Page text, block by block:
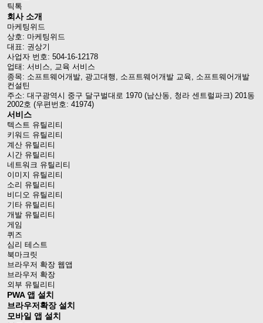
틱톡
회사 소개
마케팅위드
상호: 마케팅위드
대표: 권상기
사업자 번호: 504-16-12178
업태: 서비스, 교육 서비스
종목: 소프트웨어개발, 광고대행, 소프트웨어개발 교육, 소프트웨어개발
컨설틴
주소: 대구광역시 중구 달구벌대로 1970 (남산동, 청라 센트럴파크) 201동
2002호 (우편번호: 41974)
서비스
텍스트 유틸리티
키워드 유틸리티
계산 유틸리티
시간 유틸리티
네트워크 유틸리티
이미지 유틸리티
소리 유틸리티
비디오 유틸리티
기타 유틸리티
개발 유틸리티
게임
퀴즈
심리 테스트
북마크릿
브라우저 확장 웹앱
브라우저 확장
외부 유틸리티
PWA 앱 설치
브라우저확장 설치
모바일 앱 설치